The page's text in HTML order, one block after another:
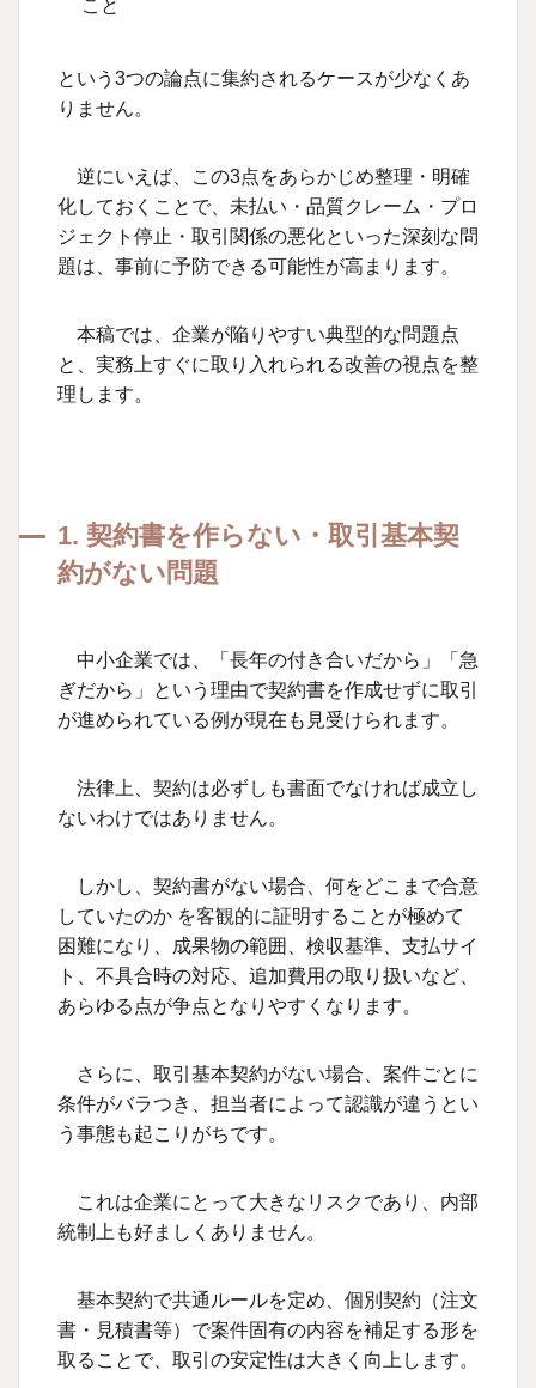
執筆者
こと
という 3つの論点に集約されるケースが少なくあ
りません。
逆にいえば、この3点をあらかじめ整理・明確
化しておくことで、未払い・品質クレーム・プロ
ジェクト停止・取引関係の悪化といった深刻な問
題は、事前に予防できる可能性が高まります。
本稿では、企業が陥りやすい典型的な問題点
と、実務上すぐに取り入れられる改善の視点を整
理します。
1. 契約書を作らない・取引基本契
約がない問題
中小企業では、「長年の付き合いだから」「急
ぎだから」という理由で契約書を作成せずに取引
が進められている例が現在も見受けられます。
法律上、契約は必ずしも書面でなければ成立し
ないわけではありません。
しかし、契約書がない場合、何をどこまで合意
していたのか を客観的に証明することが極めて
困難になり、成果物の範囲、検収基準、支払サイ
ト、不具合時の対応、追加費用の取り扱いなど、
あらゆる点が争点となりやすくなります。
さらに、取引基本契約がない場合、案件ごとに
条件がバラつき、担当者によって認識が違うとい
う事態も起こりがちです。
これは企業にとって大きなリスクであり、内部
統制上も好ましくありません。
基本契約で共通ルールを定め、個別契約（注文
書・見積書等）で案件固有の内容を補足する形を
取ることで、取引の安定性は大きく向上します。